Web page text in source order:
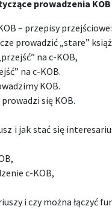
prowadzenia
– przepisy przejściowe:
prowadzić „stare”
na c-KOB,
na c-KOB.
KOB.
się KOB.
i jak stać się
c-KOB,
i czy można łączyć